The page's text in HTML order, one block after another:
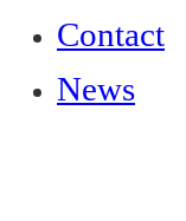
Contact
News